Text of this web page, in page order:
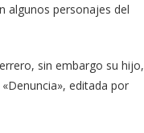
algunos personajes del
sin embargo su hijo,
editada por